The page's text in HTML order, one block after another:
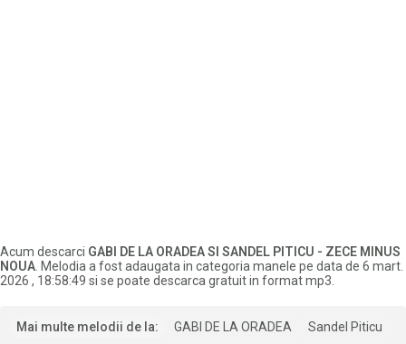
Acum descarci GABI DE LA ORADEA SI SANDEL PITICU - ZECE MINUS
NOUA . Melodia a fost adaugata in categoria manele pe data de 6 mart.
2026 , 18:58:49 si se poate descarca gratuit in format mp3.
Mai multe melodii de la: GABI DE LA ORADEA Sandel Piticu